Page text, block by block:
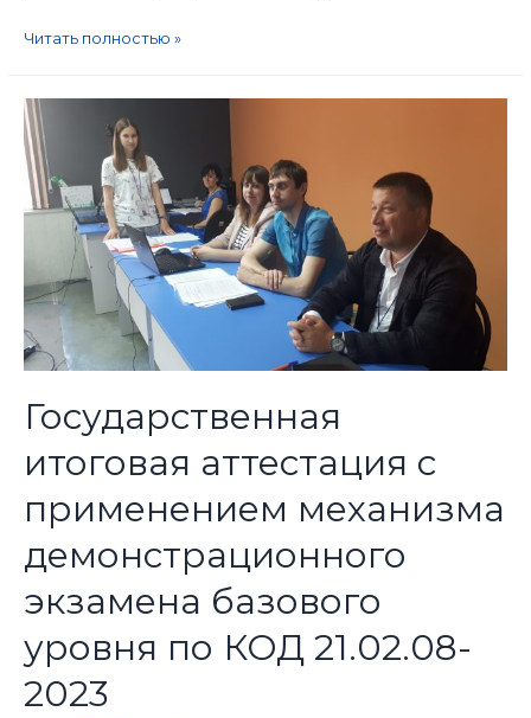
Читать полностью »
Государственная
итоговая аттестация с
применением механизма
демонстрационного
экзамена базового
уровня по КОД 21.02.08-
2023